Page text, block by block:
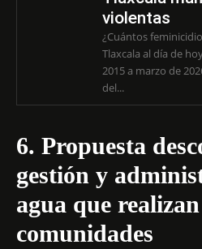
violentas
¿Cuántos
Tlaxcala al día de hoy? Hasta el
2015 a marzo de
del...
6. Propuesta
gestión y
agua que
comunidades